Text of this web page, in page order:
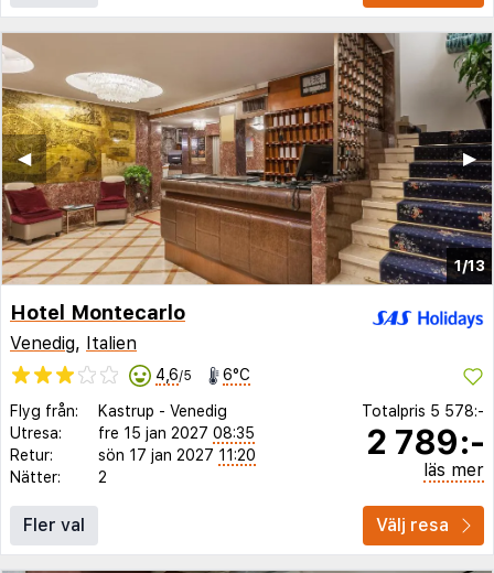
1/13
▶︎
◀︎
Hotel Montecarlo
Venedig, Italien
4,6/5 6°C
Flyg från: Kastrup - Venedig
Utresa:
fre 15 jan 2027 08:35
Retur:
sön 17 jan 2027 11:20
Nätter:
2
Totalpris 5 578:-
2 789:-
läs mer
Fler val Välj resa